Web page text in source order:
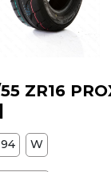
ZR16
94 W